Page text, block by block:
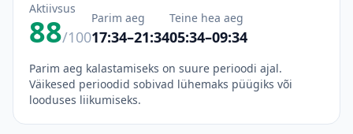
Aktiivsus
88/100
Parim aeg
17:34–21:34
Teine hea aeg
05:34–09:34
Parim aeg kalastamiseks on suure perioodi ajal.
Väikesed perioodid sobivad lühemaks püügiks või
looduses liikumiseks.